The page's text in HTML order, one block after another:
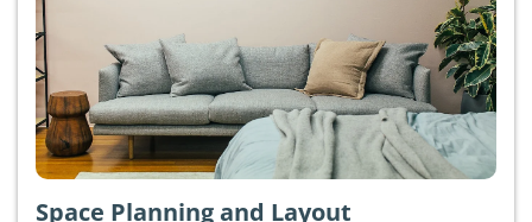
Space Planning and Layout